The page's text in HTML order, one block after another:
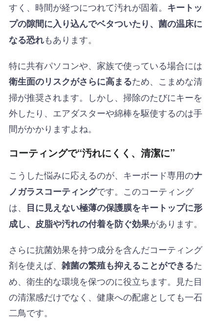
すく、時間が経つにつれて汚れが固着。 キートッ
プの隙間に入り込んでベタついたり、菌の温床に
なる恐れもあります。
特に共有パソコンや、家族で使っている場合には
衛生面のリスクがさらに高まるため、こまめな清
掃が推奨されます。しかし、掃除のたびにキーを
外したり、エアダスターや綿棒を駆使するのは手
間がかかりますよね。
コーティングで“汚れにくく、清潔に”
こうした悩みに応えるのが、キーボード専用のナ
ノガラスコーティングです。このコーティング
は、 目に見えない極薄の保護膜をキートップに形
成し、皮脂や汚れの付着を防ぐ効果があります。
さらに抗菌効果を持つ成分を含んだコーティング
剤を使えば、 雑菌の繁殖も抑えることができるた
め、衛生的な環境を保つのに役立ちます。見た目
の清潔感だけでなく、健康への配慮としても一石
二鳥です。